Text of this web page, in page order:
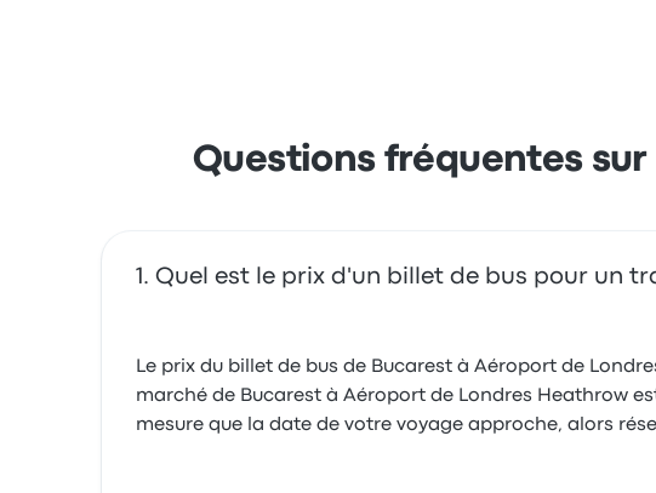
Questions fréquentes
Quel est le prix d'un billet de bus pour un
Le prix du billet de bus de Bucarest à Aéroport de
marché de Bucarest à Aéroport de Londres Heathrow
mesure que la date de votre voyage approche, alors